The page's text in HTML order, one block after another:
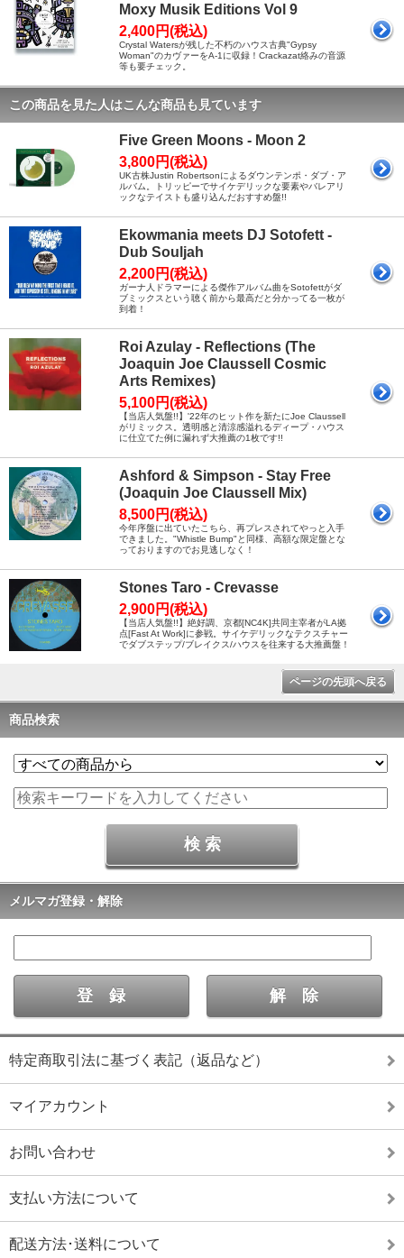
Moxy Musik Editions Vol 9
2,400円(税込)
Crystal Watersが残した不朽のハウス古典"Gypsy
Woman"のカヴァーをA-1に収録！Crackazat絡みの音源
等も要チェック。
この商品を見た人はこんな商品も見ています
Five Green Moons - Moon 2
3,800円(税込)
UK古株Justin Robertsonによるダウンテンポ・ダブ・ア
ルバム。トリッピーでサイケデリックな要素やバレアリ
ックなテイストも盛り込んだおすすめ盤!!
Ekowmania meets DJ Sotofett -
Dub Souljah
2,200円(税込)
ガーナ人ドラマーによる傑作アルバム曲をSotofettがダ
ブミックスという聴く前から最高だと分かってる一枚が
到着！
Roi Azulay - Reflections (The
Joaquin Joe Claussell Cosmic
Arts Remixes)
5,100円(税込)
【当店人気盤!!】'22年のヒット作を新たにJoe Claussell
がリミックス。透明感と清涼感溢れるディープ・ハウス
に仕立てた例に漏れず大推薦の1枚です!!
Ashford & Simpson - Stay Free
(Joaquin Joe Claussell Mix)
8,500円(税込)
今年序盤に出ていたこちら、再プレスされてやっと入手
できました。"Whistle Bump"と同様、高額な限定盤とな
っておりますのでお見逃しなく！
Stones Taro - Crevasse
2,900円(税込)
【当店人気盤!!】絶好調、京都[NC4K]共同主宰者がLA拠
点[Fast At Work]に参戦。サイケデリックなテクスチャー
でダブステップ/ブレイクス/ハウスを往来する大推薦盤！
ページの先頭へ戻る
商品検索
メルマガ登録・解除
特定商取引法に基づく表記（返品など）
マイアカウント
お問い合わせ
支払い方法について
配送方法･送料について